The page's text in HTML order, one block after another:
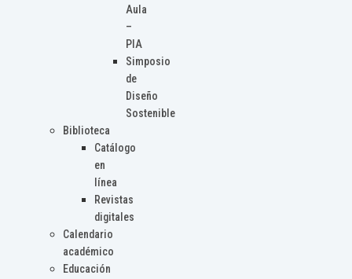
Aula
–
PIA
Simposio
de
Diseño
Sostenible
Biblioteca
Catálogo
en
línea
Revistas
digitales
Calendario
académico
Educación